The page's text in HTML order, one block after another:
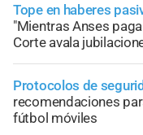
Tope en haberes
"Mientras Anses
Corte avala
Protocolos de
recomendaciones
fútbol móviles